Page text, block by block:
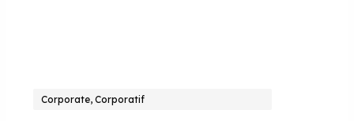
Corporate, Corporatif